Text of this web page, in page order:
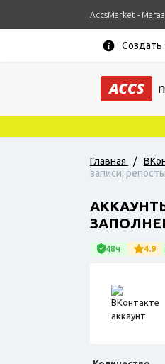
AccsMarket -
Создать
Главная /
записи,
48ч 4.9